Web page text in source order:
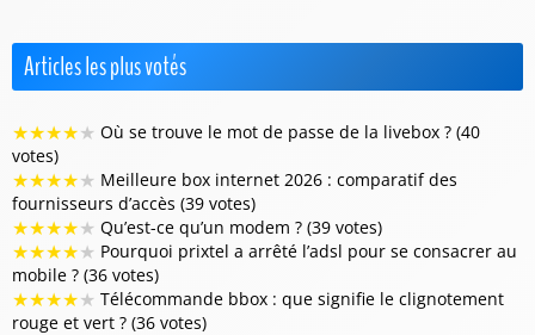
Articles les plus votés
★★★★★ Où se trouve le mot de passe de la livebox ? (40
votes)
★★★★★ Meilleure box internet 2026 : comparatif des
fournisseurs d’accès (39 votes)
★★★★★ Qu’est-ce qu’un modem ? (39 votes)
★★★★★ Pourquoi prixtel a arrêté l’adsl pour se consacrer au
mobile ? (36 votes)
★★★★★ Télécommande bbox : que signifie le clignotement
rouge et vert ? (36 votes)